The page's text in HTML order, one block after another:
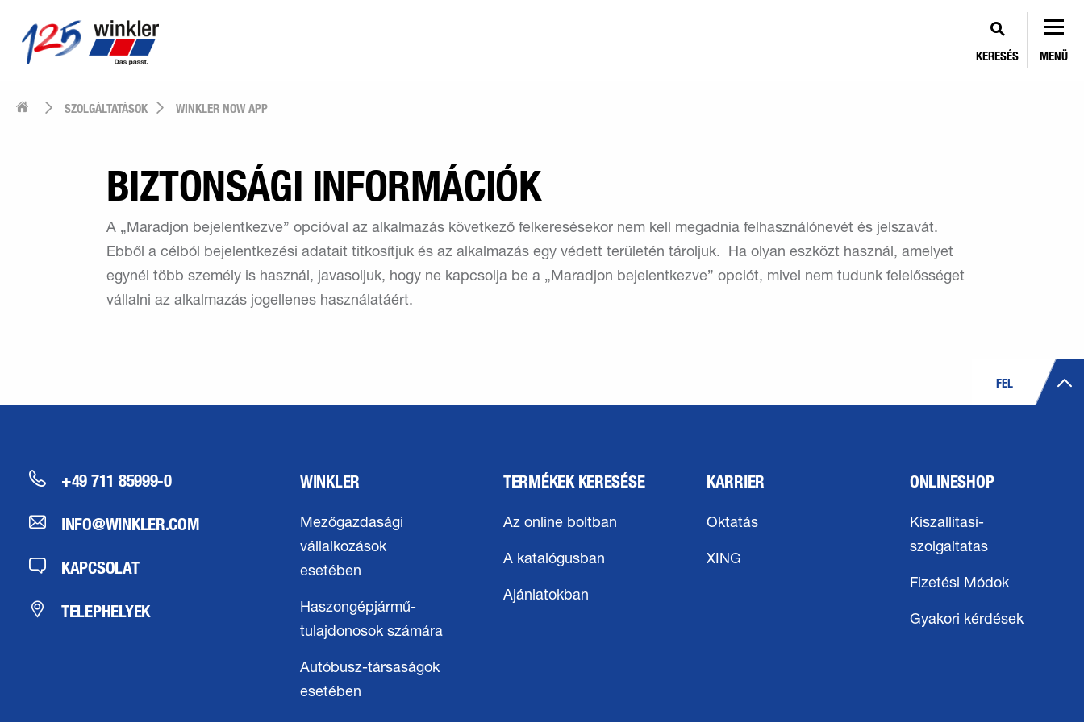
KERESÉS MENÜ
SZOLGÁLTATÁSOK WINKLER NOW APP
BIZTONSÁGI INFORMÁCIÓK
A „Maradjon bejelentkezve” opcióval az alkalmazás következő felkeresésekor nem kell megadnia felhasználónevét és jelszavát.
Ebből a célból bejelentkezési adatait titkosítjuk és az alkalmazás egy védett területén tároljuk. Ha olyan eszközt használ, amelyet
egynél több személy is használ, javasoljuk, hogy ne kapcsolja be a „Maradjon bejelentkezve” opciót, mivel nem tudunk felelősséget
vállalni az alkalmazás jogellenes használatáért.
FEL
+49 711 85999-0
INFO@WINKLER.COM
KAPCSOLAT
TELEPHELYEK
WINKLER
Mezőgazdasági
vállalkozások
esetében
Haszongépjármű-
tulajdonosok számára
Autóbusz-társaságok
esetében
TERMÉKEK KERESÉSE
Az online boltban
A katalógusban
Ajánlatokban
KARRIER
Oktatás
XING
ONLINESHOP
Kiszallitasi-
szolgaltatas
Fizetési Módok
Gyakori kérdések